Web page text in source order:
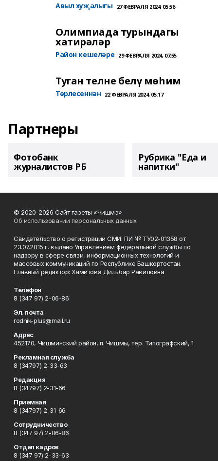
Авыл хуҗалыгы 27 ФЕВРАЛЯ 2024, 05:56
Олимпиада турындагы
хатирәләр
Район кешеләре 29 ФЕВРАЛЯ 2024, 07:55
Туган телне белү мөһим
Төрлесеннән 22 ФЕВРАЛЯ 2024, 05:17
Партнеры
Фотобанк
журналистов РБ
Рубрика "Еда и
напитки"
© 2020-2026 Сайт газеты «Чишмэ»
Об использовании персональных данных
Свидетельство о регистрации СМИ: ПИ № ТУ02-01358 от
23.07.2015 г. выдано Управлением федеральной службы по
надзору в сфере связи, информационных технологий и
массовых коммуникаций по Республике Башкортостан.
Главный редактор: Хамитова Дильбар Равиловна
Телефон
8 (347 97) 2-06-86
Эл. почта
rodnik-plus@mail.ru
Адрес
452170, Чишминский район, п. Чишмы, пер. Типографский, 1
Рекламная служба
8 (34797) 2-33-63
Редакция
8 (34797) 2-31-66
Приемная
8 (34797) 2-31-66
Сотрудничество
8 (347 97) 2-06-86
Отдел кадров
8 (347 97) 2-33-63